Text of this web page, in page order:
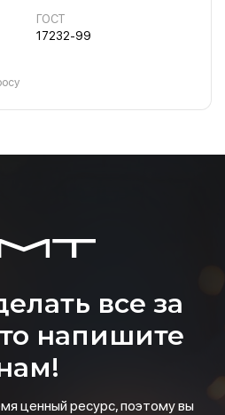
ГОСТ
17232-99
все за
напишите
ценный ресурс, поэтому вы